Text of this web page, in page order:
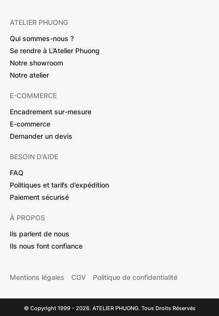
ATELIER PHUONG
Qui sommes-nous ?
Se rendre à L’Atelier Phuong
Notre showroom
Notre atelier
E-COMMERCE
Encadrement sur-mesure
E-commerce
Demander un devis
BESOIN D'AIDE
FAQ
Politiques et tarifs d’expédition
Paiement sécurisé
À PROPOS
Ils parlent de nous
Ils nous font confiance
Mentions légales CGV Politique de confidentialité
© Copyright 1999 - 2026. ATELIER PHUONG. Tous Droits Réservés